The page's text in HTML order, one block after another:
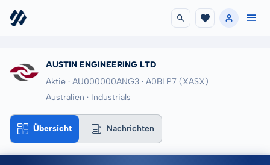
AUSTIN ENGINEERING LTD
Aktie · AU000000ANG3 · A0BLP7 (XASX)
Australien · Industrials
Übersicht Nachrichten